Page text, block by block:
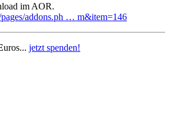
im AOR.
addons.ph … m&item=146
uros... jetzt spenden!